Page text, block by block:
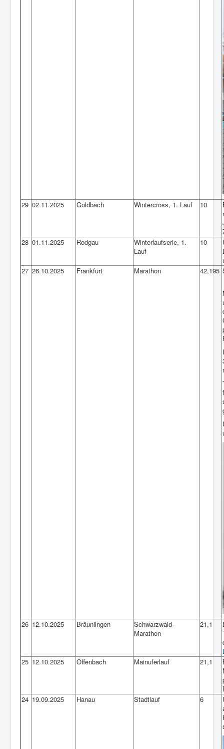
29 02.11.2025 Goldbach Wintercross, 1. Lauf 10
28 01.11.2025 Rodgau
Winterlaufserie, 1.
Lauf
10
27 26.10.2025 Frankfurt Marathon 42,195
26 12.10.2025 Bräunlingen
Schwarzwald-
Marathon
21,1
25 12.10.2025 Offenbach Mainuferlauf 21,1
24 19.09.2025 Hanau Stadtlauf 6